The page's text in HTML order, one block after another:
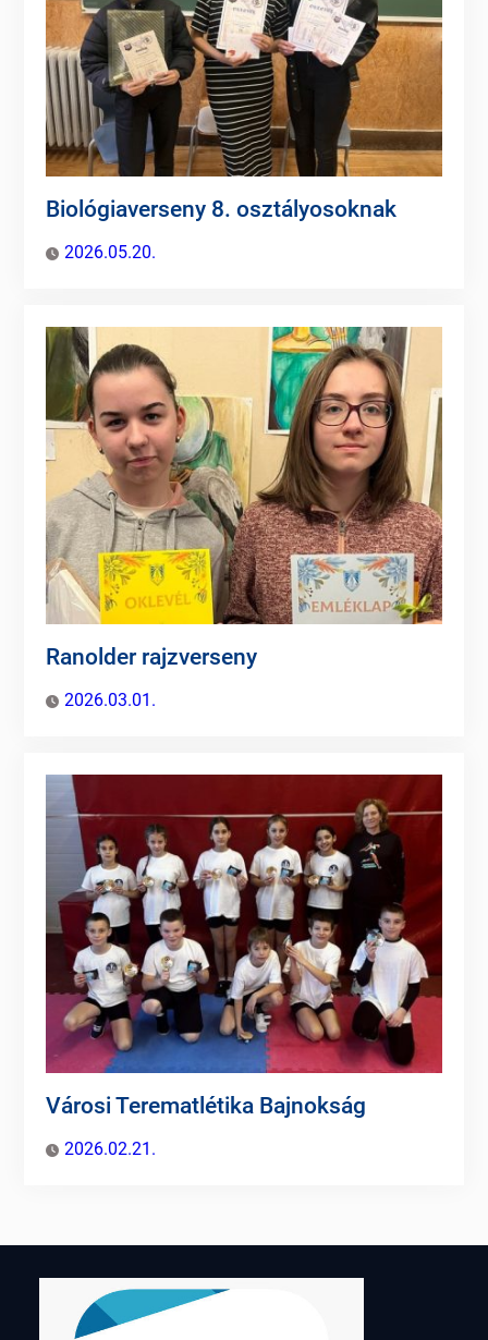
Biológiaverseny 8. osztályosoknak
2026.05.20.
Ranolder rajzverseny
2026.03.01.
Városi Terematlétika Bajnokság
2026.02.21.